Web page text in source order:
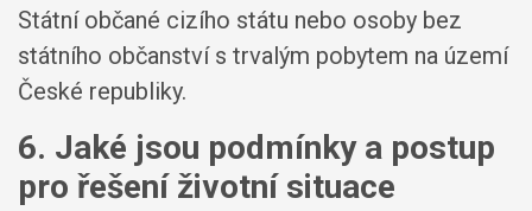
Státní občané cizího státu nebo osoby bez
státního občanství s trvalým pobytem na území
České republiky.
6. Jaké jsou podmínky a postup
pro řešení životní situace